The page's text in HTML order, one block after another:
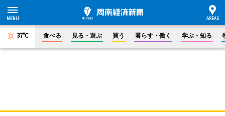
37°C 食べる 見る・遊ぶ 買う 暮らす・働く 学ぶ・知る